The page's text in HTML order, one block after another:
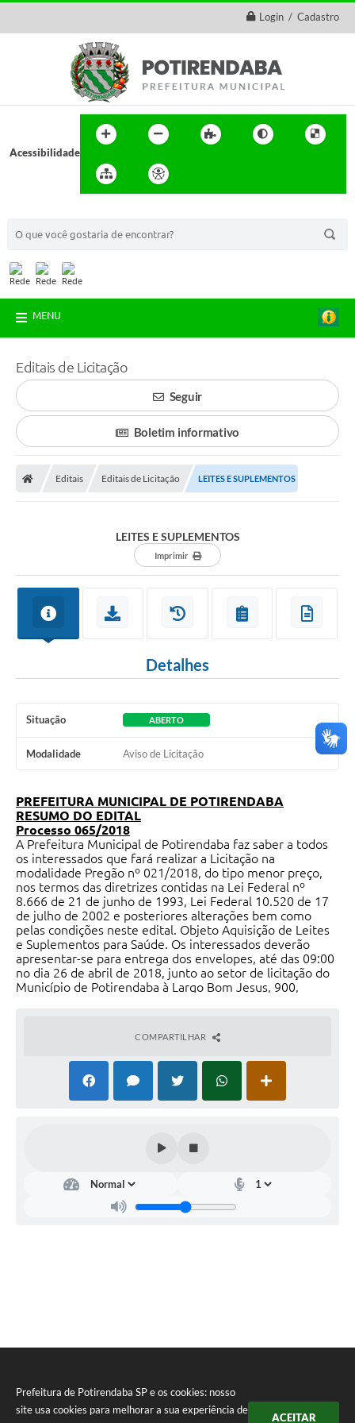
Prefeitura de Potirendaba SP e os cookies: nosso
site usa cookies para melhorar a sua experiência de
ACEITAR
Login / Cadastro
Acessibilidade
MENU
Editais de Licitação
Seguir
Boletim informativo
Editais Editais de Licitação LEITES E SUPLEMENTOS
LEITES E SUPLEMENTOS
Imprimir
Detalhes
Situação ABERTO
Modalidade Aviso de Licitação
PREFEITURA MUNICIPAL DE POTIRENDABA
RESUMO DO EDITAL
Processo 065/2018
A Prefeitura Municipal de Potirendaba faz saber a todos
os interessados que fará realizar a Licitação na
modalidade Pregão nº 021/2018, do tipo menor preço,
nos termos das diretrizes contidas na Lei Federal nº
8.666 de 21 de junho de 1993, Lei Federal 10.520 de 17
de julho de 2002 e posteriores alterações bem como
pelas condições neste edital. Objeto Aquisição de Leites
e Suplementos para Saúde. Os interessados deverão
apresentar-se para entrega dos envelopes, até das 09:00
no dia 26 de abril de 2018, junto ao setor de licitação do
Município de Potirendaba à Largo Bom Jesus, 900,
poderá ser retirado junto ao setor de licitação da
Prefeitura, podendo apresentar-se Pen drive ou Cd-Rom,
para gravação do mesmo.
Potirendaba, 11 de abril de 2018.
FLAVIO DANIEL ALVES
PREFEITO MUNICIPAL
COMPARTILHAR